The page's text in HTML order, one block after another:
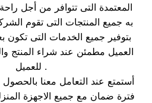
المعتمدة التى تتوافر من أجل راحة
به جميع المنتجات التى تقوم
بتوفير جميع الخدمات التى تكون
العميل مطمئن عند شراء المنتج
للعميل .
أستمتع عند التعامل معنا
فترة ضمان مع جميع الاجهزة